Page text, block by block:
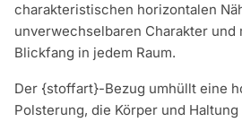
charakteristischen horizontalen
unverwechselbaren Charakter und
Blickfang in jedem Raum.
Der {stoffart}-Bezug umhüllt eine
Polsterung, die Körper und